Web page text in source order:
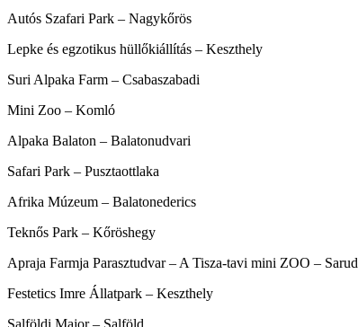
Autós Szafari Park – Nagykőrös
Lepke és egzotikus hüllőkiállítás – Keszthely
Suri Alpaka Farm – Csabaszabadi
Mini Zoo – Komló
Alpaka Balaton – Balatonudvari
Safari Park – Pusztaottlaka
Afrika Múzeum – Balatonederics
Teknős Park – Kőröshegy
Apraja Farmja Parasztudvar – A Tisza-tavi mini ZOO – Sarud
Festetics Imre Állatpark – Keszthely
Salföldi Major – Salföld